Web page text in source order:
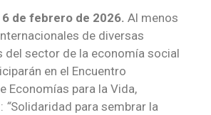
de febrero de 2026. Al menos
de diversas
del sector de la economía social
en el Encuentro
Economías para la Vida,
“Solidaridad para sembrar la